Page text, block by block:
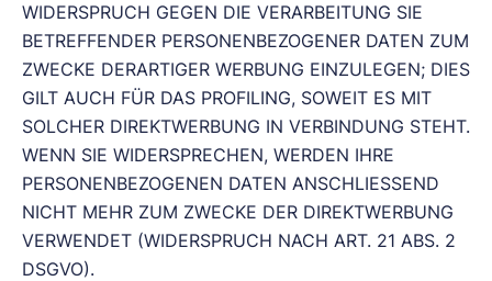
WIDERSPRUCH GEGEN DIE VERARBEITUNG SIE
BETREFFENDER PERSONENBEZOGENER DATEN ZUM
ZWECKE DERARTIGER WERBUNG EINZULEGEN; DIES
GILT AUCH FÜR DAS PROFILING, SOWEIT ES MIT
SOLCHER DIREKTWERBUNG IN VERBINDUNG STEHT.
WENN SIE WIDERSPRECHEN, WERDEN IHRE
PERSONENBEZOGENEN DATEN ANSCHLIESSEND
NICHT MEHR ZUM ZWECKE DER DIREKTWERBUNG
VERWENDET (WIDERSPRUCH NACH ART. 21 ABS. 2
DSGVO).